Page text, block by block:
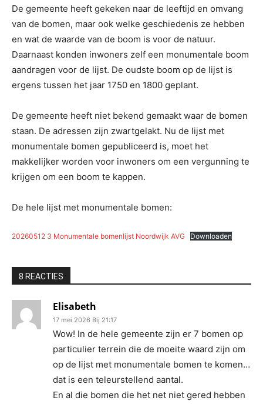
De gemeente heeft gekeken naar de leeftijd en omvang
van de bomen, maar ook welke geschiedenis ze hebben
en wat de waarde van de boom is voor de natuur.
Daarnaast konden inwoners zelf een monumentale boom
aandragen voor de lijst. De oudste boom op de lijst is
ergens tussen het jaar 1750 en 1800 geplant.
De gemeente heeft niet bekend gemaakt waar de bomen
staan. De adressen zijn zwartgelakt. Nu de lijst met
monumentale bomen gepubliceerd is, moet het
makkelijker worden voor inwoners om een vergunning te
krijgen om een boom te kappen.
De hele lijst met monumentale bomen:
20260512 3 Monumentale bomenlijst Noordwijk AVG Downloaden
8 REACTIES
Elisabeth
17 mei 2026 Bij 21:17
Wow! In de hele gemeente zijn er 7 bomen op
particulier terrein die de moeite waard zijn om
op de lijst met monumentale bomen te komen…
dat is een teleurstellend aantal.
En al die bomen die het net niet gered hebben